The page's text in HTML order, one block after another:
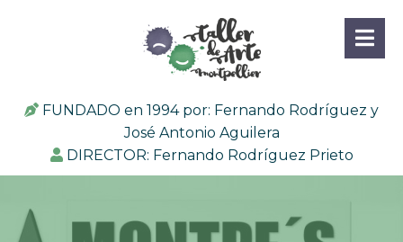
FUNDADO en 1994 por: Fernando Rodríguez y
José Antonio Aguilera
DIRECTOR: Fernando Rodríguez Prieto